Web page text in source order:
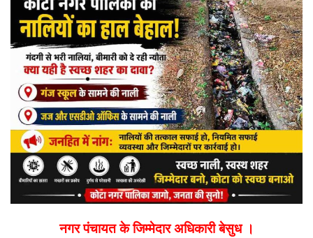
नगर पंचायत के जिम्मेदार अधिकारी बेसुध ।